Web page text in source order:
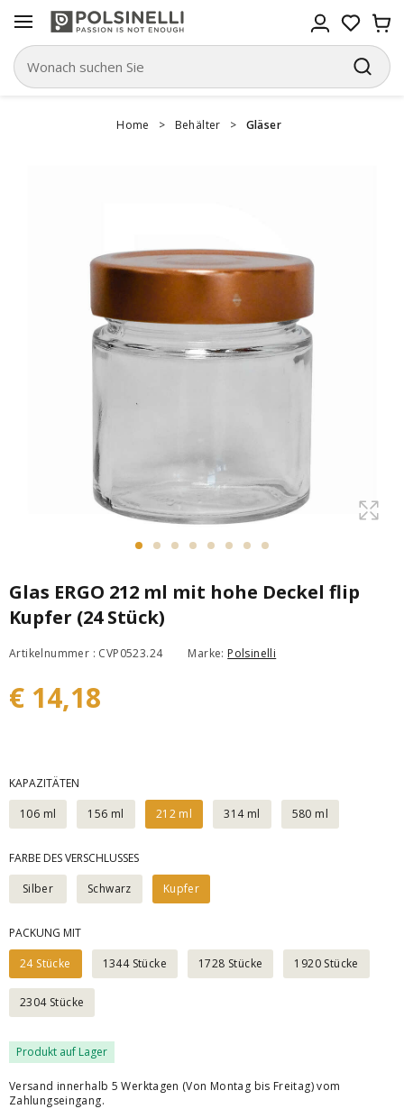
Home > Behälter > Gläser
Glas ERGO 212 ml mit hohe Deckel flip
Kupfer (24 Stück)
Artikelnummer : CVP0523.24 Marke: Polsinelli
€ 14,18
KAPAZITÄTEN
106 ml
156 ml 212 ml 314 ml 580 ml
FARBE DES VERSCHLUSSES
Silber
Schwarz Kupfer
PACKUNG MIT
24 Stücke
1344 Stücke 1728 Stücke 1920 Stücke
2304 Stücke
Produkt auf Lager
Versand innerhalb 5 Werktagen (Von Montag bis Freitag) vom
Zahlungseingang.